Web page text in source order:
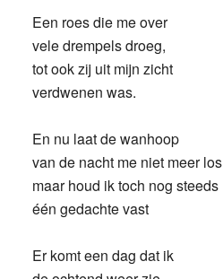
Een roes die me over
vele drempels droeg,
tot ook zij uit mijn zicht
verdwenen was.
En nu laat de wanhoop
van de nacht me niet meer los
maar houd ik toch nog steeds
één gedachte vast
Er komt een dag dat ik